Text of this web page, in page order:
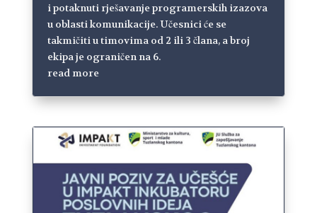
i potaknuti rješavanje programerskih izazova
u oblasti komunikacije. Učesnici će se
takmičiti u timovima od 2 ili 3 člana, a broj
ekipa je ograničen na 6.
read more